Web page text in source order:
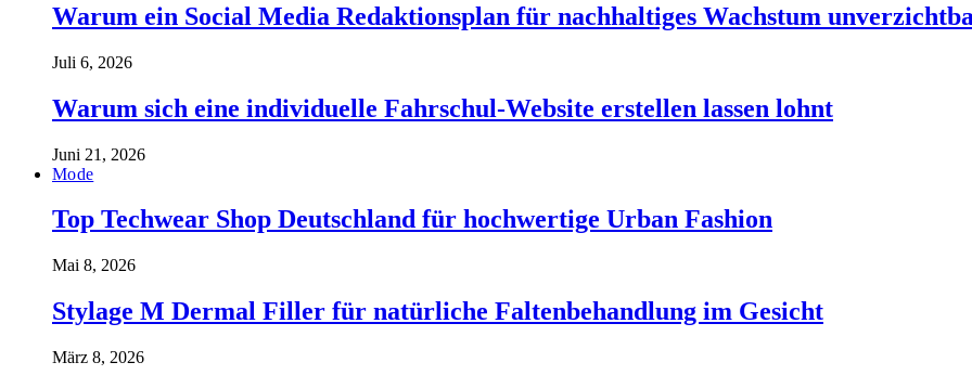
Warum ein Social Media Redaktionsplan für nachhaltiges Wachstum
Juli 6, 2026
Warum sich eine individuelle Fahrschul-Website erstellen lassen lohnt
Juni 21, 2026
Mode
Top Techwear Shop Deutschland für hochwertige Urban Fashion
Mai 8, 2026
Stylage M Dermal Filler für natürliche Faltenbehandlung im Gesicht
März 8, 2026